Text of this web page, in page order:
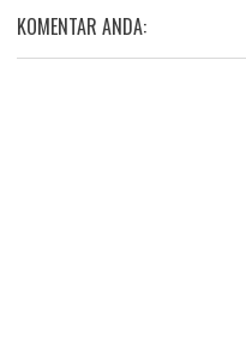
KOMENTAR ANDA: